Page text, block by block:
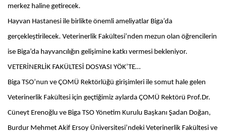
merkez haline getirecek.
Hayvan Hastanesi ile birlikte önemli ameliyatlar Biga’da
gerçekleştirilecek. Veterinerlik Fakültesi’nden mezun olan öğrencilerin
ise Biga’da hayvancılığın gelişimine katkı vermesi bekleniyor.
VETERİNERLİK FAKÜLTESİ DOSYASI YÖK’TE…
Biga TSO’nun ve ÇOMÜ Rektörlüğü girişimleri ile somut hale gelen
Veterinerlik Fakültesi için geçtiğimiz aylarda ÇOMÜ Rektörü Prof.Dr.
Cüneyt Erenoğlu ve Biga TSO Yönetim Kurulu Başkanı Şadan Doğan,
Burdur Mehmet Akif Ersoy Üniversitesi’ndeki Veterinerlik Fakültesi ve